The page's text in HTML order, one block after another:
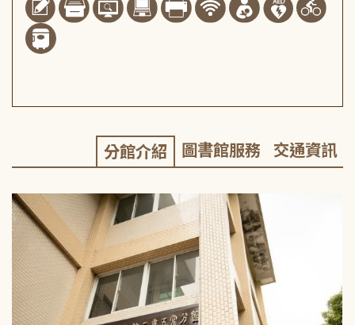
分館介紹 圖書館服務 交通資訊